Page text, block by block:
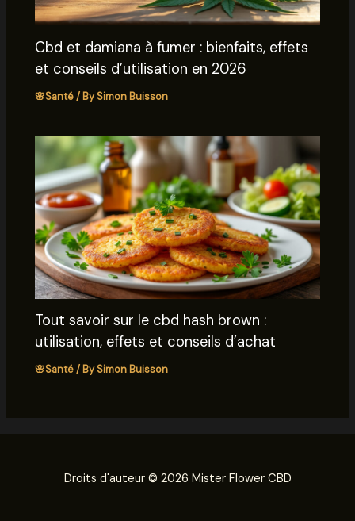
Cbd et damiana à fumer : bienfaits, effets
et conseils d’utilisation en 2026
🌸Santé/ BySimon Buisson
Tout savoir sur le cbd hash brown :
utilisation, effets et conseils d’achat
🌸Santé/ BySimon Buisson
Droits d'auteur © 2026 Mister Flower CBD